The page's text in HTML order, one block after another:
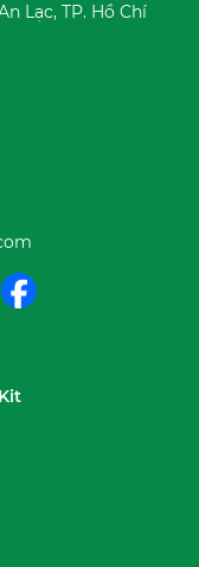
Lạc, TP. Hồ Chí